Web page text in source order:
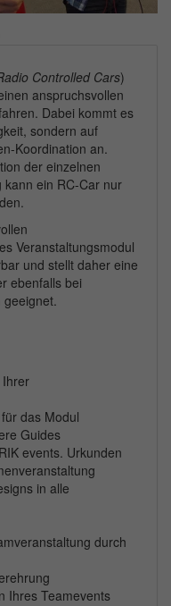
Next
Controlled Cars)
anspruchsvollen
Dabei kommt es
sondern auf
Koordination an.
der einzelnen
ein RC-Car nur
Veranstaltungsmodul
und stellt daher eine
ebenfalls bei
das Modul
Guides
events. Urkunden
in alle
durch
Ihres Teamevents